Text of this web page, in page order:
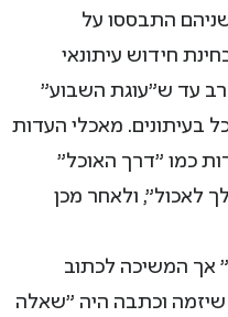
התבססו על
חידוש עיתונאי
רב עד ש"עוגת השבוע"
בעיתונים. מאכלי העדות
כמו "דרך האוכל"
לאכול", ולאחר מכן
אך המשיכה לכתוב
שיזמה וכתבה היה "שאלה